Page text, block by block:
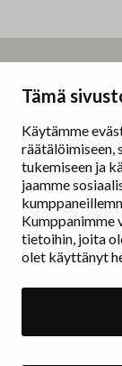
Tämä
Käytämme
räätälöimiseen,
tukemiseen ja
jaamme
Kumppanimme
tietoihin, joita
olet käyttänyt
Erottajankatu 9 B
00130 Helsinki
www.painters.fi
tm•gallerian
Muu